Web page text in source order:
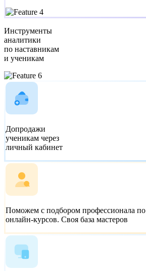
Инструменты
аналитики
по наставникам
и ученикам
Допродажи
ученикам через
личный кабинет
Поможем с подбором профессионала по
онлайн-курсов. Своя база мастеров